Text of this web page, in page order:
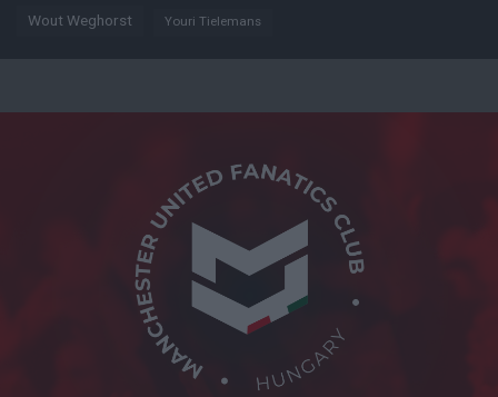
Wout Weghorst Youri Tielemans